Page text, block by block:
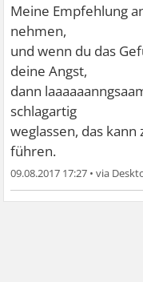
Meine Empfehlung
nehmen,
und wenn du das
deine Angst,
dann
schlagartig
weglassen, das
führen.
09.08.2017 17:27 •